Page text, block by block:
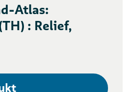
Atlas:
: Relief,